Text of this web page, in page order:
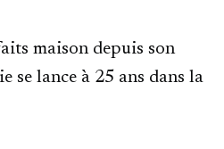
maison depuis son
se lance à 25 ans dans la